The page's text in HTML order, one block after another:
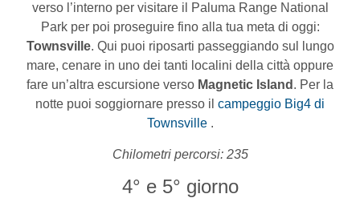
verso l’interno per visitare il Paluma Range National
Park per poi proseguire fino alla tua meta di oggi:
Townsville. Qui puoi riposarti passeggiando sul lungo
mare, cenare in uno dei tanti localini della città oppure
fare un’altra escursione verso Magnetic Island . Per la
notte puoi soggiornare presso il campeggio Big4 di
Townsville.
Chilometri percorsi: 235
4° e 5° giorno